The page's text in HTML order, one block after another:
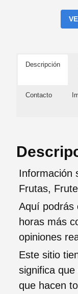
Descripción
Contacto
Información
Frutas,
Aquí podrás
horas más
opiniones
Este sitio
significa
que hacen